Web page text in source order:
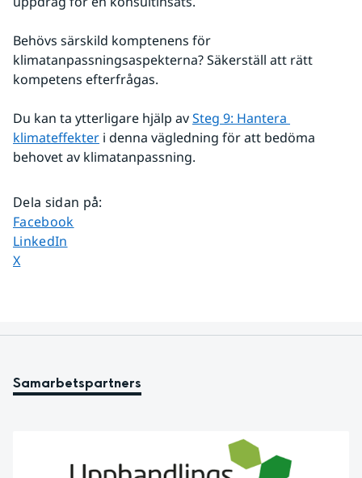
Behövs särskild komptenens för
klimatanpassningsaspekterna? Säkerställ att rätt
kompetens efterfrågas.
Du kan ta ytterligare hjälp av Steg 9: Hantera
klimateffekter i denna vägledning för att bedöma
behovet av klimatanpassning.
Dela sidan på:
Dela sidan på
Facebook
Dela sidan på
LinkedIn
Dela sidan på
X
Samarbetspartners